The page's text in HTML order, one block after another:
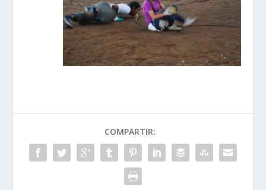
COMPARTIR: